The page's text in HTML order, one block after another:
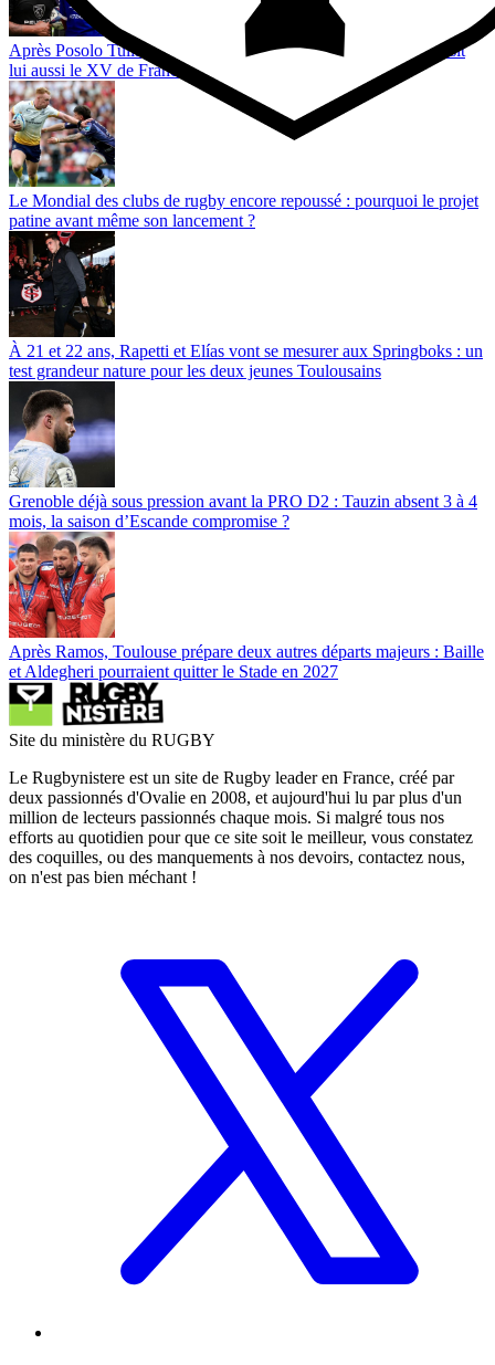
Après Posolo Tuilagi, Preston Tekori, le fils de Joe Tekori, choisit
lui aussi le XV de France
Le Mondial des clubs de rugby encore repoussé : pourquoi le projet
patine avant même son lancement ?
À 21 et 22 ans, Rapetti et Elías vont se mesurer aux Springboks : un
test grandeur nature pour les deux jeunes Toulousains
Grenoble déjà sous pression avant la PRO D2 : Tauzin absent 3 à 4
mois, la saison d’Escande compromise ?
Après Ramos, Toulouse prépare deux autres départs majeurs : Baille
et Aldegheri pourraient quitter le Stade en 2027
Site du ministère du RUGBY
Le Rugbynistere est un site de Rugby leader en France, créé par
deux passionnés d'Ovalie en 2008, et aujourd'hui lu par plus d'un
million de lecteurs passionnés chaque mois. Si malgré tous nos
efforts au quotidien pour que ce site soit le meilleur, vous constatez
des coquilles, ou des manquements à nos devoirs, contactez nous,
on n'est pas bien méchant !